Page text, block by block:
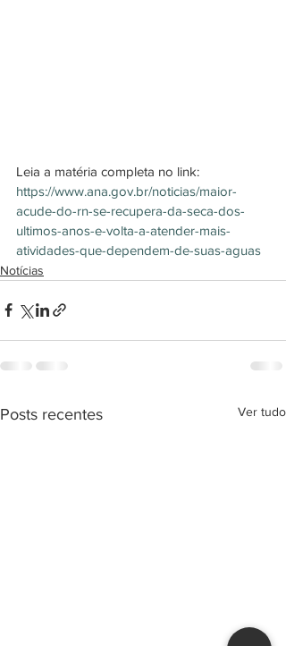
Leia a matéria completa no link:
https://www.ana.gov.br/noticias/maior-
acude-do-rn-se-recupera-da-seca-dos-
ultimos-anos-e-volta-a-atender-mais-
atividades-que-dependem-de-suas-aguas
Notícias
Posts recentes Ver tudo